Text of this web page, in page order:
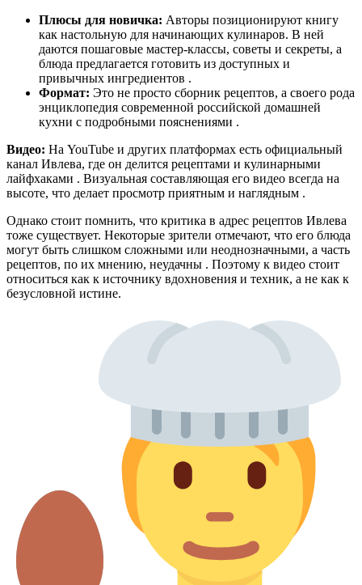
Плюсы для новичка: Авторы позиционируют книгу
как настольную для начинающих кулинаров. В ней
даются пошаговые мастер-классы, советы и секреты, а
блюда предлагается готовить из доступных и
привычных ингредиентов .
Формат: Это не просто сборник рецептов, а своего рода
энциклопедия современной российской домашней
кухни с подробными пояснениями .
Видео: На YouTube и других платформах есть официальный
канал Ивлева, где он делится рецептами и кулинарными
лайфхаками . Визуальная составляющая его видео всегда на
высоте, что делает просмотр приятным и наглядным .
Однако стоит помнить, что критика в адрес рецептов Ивлева
тоже существует. Некоторые зрители отмечают, что его блюда
могут быть слишком сложными или неоднозначными, а часть
рецептов, по их мнению, неудачны . Поэтому к видео стоит
относиться как к источнику вдохновения и техник, а не как к
безусловной истине.